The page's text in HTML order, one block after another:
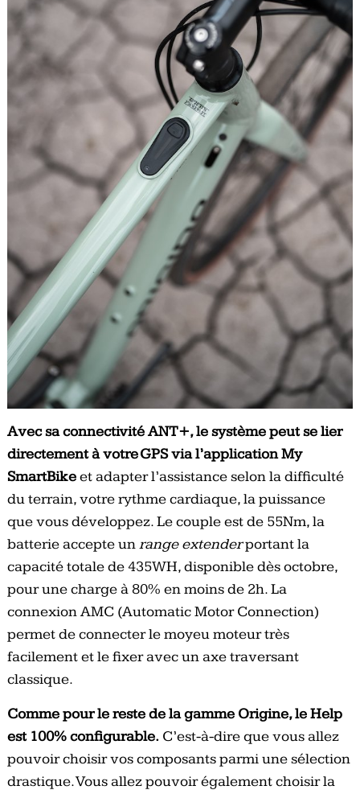
Avec sa connectivité ANT+, le système peut se lier
directement à votre GPS via l’application My
SmartBikeet adapter l’assistance selon la difficulté
du terrain, votre rythme cardiaque, la puissance
que vous développez. Le couple est de 55Nm, la
batterie accepte unrange extenderportant la
capacité totale de 435WH, disponible dès octobre,
pour une charge à 80% en moins de 2h. La
connexion AMC (Automatic Motor Connection)
permet de connecter le moyeu moteur très
facilement et le fixer avec un axe traversant
classique.
Comme pour le reste de la gamme Origine, le Help
est 100% configurable.C’est-à-dire que vous allez
pouvoir choisir vos composants parmi une sélection
drastique. Vous allez pouvoir également choisir la